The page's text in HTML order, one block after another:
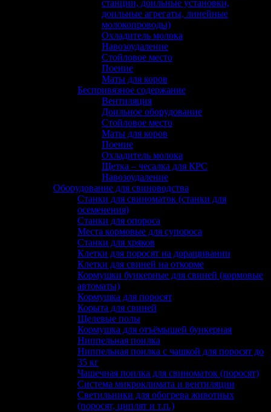
станции, доильные установки,
доильные агрегаты, линейные
молокопроводы)
Охладитель молока
Навозоудаление
Стойловое место
Поение
Маты для коров
Беспривязное содержание
Вентиляция
Доильное оборудование
Стойловое место
Маты для коров
Поение
Охладитель молока
Щетка – чесалка для КРС
Навозоудаление
Оборудование для свиноводства
Станки для свиноматок (станки для
осеменения)
Станки для опороса
Места кормовые для супороса
Станки для хряков
Клетки для поросят на доращивании
Клетки для свиней на откорме
Кормушки бункерные для свиней (кормовые
автоматы)
Кормушка для поросят
Корыта для свиней
Щелевые полы
Кормушка для отъёмышей бункерная
Ниппельная поилка
Ниппельная поилка с чашкой для поросят до
35 кг
Чашечная поилка для свиноматок (поросят)
Система микроклимата и вентиляции
Светильники для обогрева животных
(поросят, циплят и т.п.)